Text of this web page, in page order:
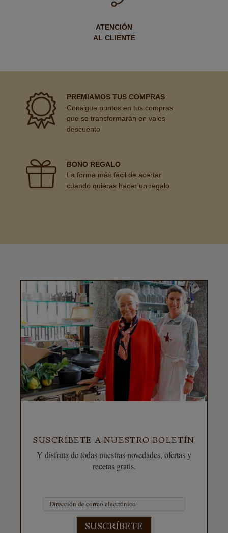
ATENCIÓN
AL CLIENTE
PREMIAMOS TUS COMPRAS
Consigue puntos en tus compras
que se transformarán en vales
descuento
BONO REGALO
La forma más fácil de acertar
cuando quieras hacer un regalo
SUSCRÍBETE A NUESTRO BOLETÍN
Y disfruta de todas nuestras novedades, ofertas y
recetas gratis.
SUSCRÍBETE